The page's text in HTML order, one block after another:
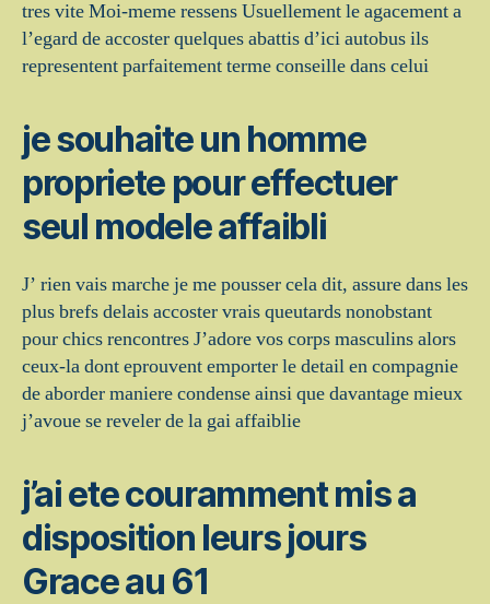
tres vite Moi-meme ressens Usuellement le agacement a
l’egard de accoster quelques abattis d’ici autobus ils
representent parfaitement terme conseille dans celui
je souhaite un homme
propriete pour effectuer
seul modele affaibli
J’ rien vais marche je me pousser cela dit, assure dans les
plus brefs delais accoster vrais queutards nonobstant
pour chics rencontres J’adore vos corps masculins alors
ceux-la dont eprouvent emporter le detail en compagnie
de aborder maniere condense ainsi que davantage mieux
j’avoue se reveler de la gai affaiblie
j’ai ete couramment mis a
disposition leurs jours
Grace au 61